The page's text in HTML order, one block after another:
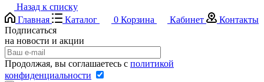
Назад к списку
Главная
Каталог 0 Корзина Кабинет
Контакты
Подписаться
на новости и акции
Продолжая, вы соглашаетесь с политикой
конфиденциальности